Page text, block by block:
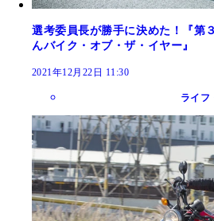
選考委員長が勝手に決めた！『
んバイク・オブ・ザ・イヤー』
2021年12月22日 11:30
ライフ